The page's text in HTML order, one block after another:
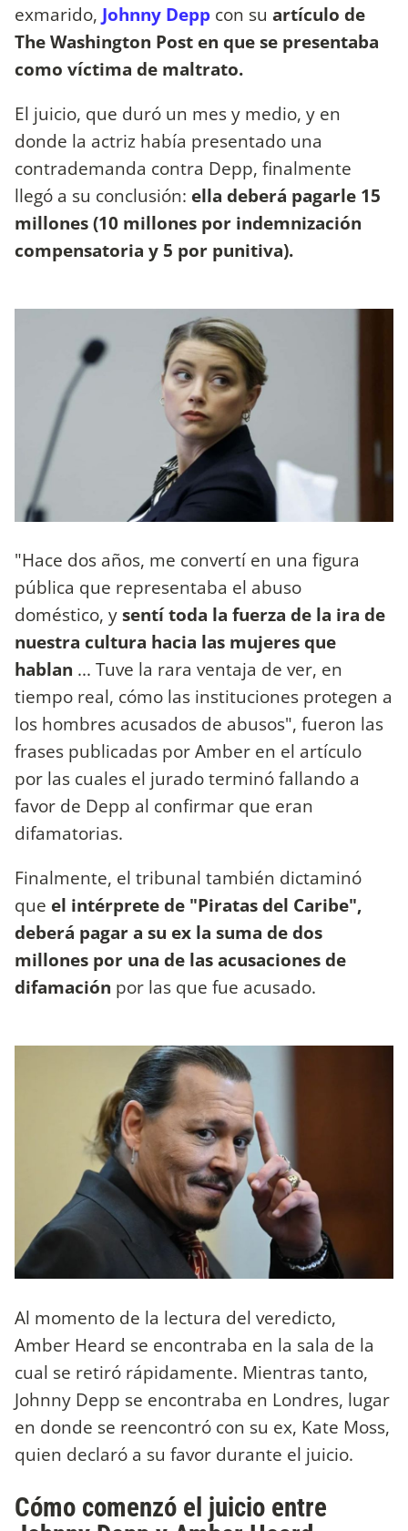
exmarido, Johnny Depp con su artículo de
The Washington Post en que se presentaba
como víctima de maltrato.
El juicio, que duró un mes y medio, y en
donde la actriz había presentado una
contrademanda contra Depp, finalmente
llegó a su conclusión: ella deberá pagarle 15
millones (10 millones por indemnización
compensatoria y 5 por punitiva).
"Hace dos años, me convertí en una figura
pública que representaba el abuso
doméstico, ysentí toda la fuerza de la ira de
nuestra cultura hacia las mujeres que
hablan ... Tuve la rara ventaja de ver, en
tiempo real, cómo las instituciones protegen a
los hombres acusados de abusos", fueron las
frases publicadas por Amber en el artículo
por las cuales el jurado terminó fallando a
favor de Depp al confirmar que eran
difamatorias.
Finalmente, el tribunal también dictaminó
que el intérprete de "Piratas del Caribe",
deberá pagar a su ex la suma de dos
millones por una de las acusaciones de
difamación por las que fue acusado.
Al momento de la lectura del veredicto,
Amber Heard se encontraba en la sala de la
cual se retiró rápidamente. Mientras tanto,
Johnny Depp se encontraba en Londres, lugar
en donde se reencontró con su ex, Kate Moss,
quien declaró a su favor durante el juicio.
Cómo comenzó el juicio entre